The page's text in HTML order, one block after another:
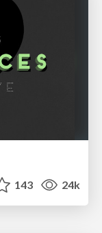
143 24k